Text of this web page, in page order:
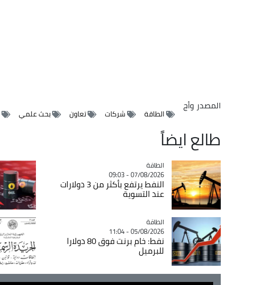
المصدر وأج
الطاقة شركات تعاون بحث علمي
طالع ايضاً
Catégorie
الطاقة
07/08/2026 - 09:03
النفط يرتفع بأكثر من 3 دولارات
عند التسوية
Catégorie
الطاقة
05/08/2026 - 11:04
نفط: خام برنت فوق 80 دولارا
للبرميل